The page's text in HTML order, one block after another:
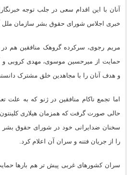
آنان با این اقدام سعی در جلب توجه
خبری اجلاس شورای حقوق بشر سازمان ملل
مریم رجوی، سرکرده گروهک منافقین هم در
حمایت از میرحسین موسوی، مهدی کروبی و
و هدف آنان را با مجاهدین خلق مشترک
اما تجمع ناکام منافقین در ژنو که به علت
حالی صورت گرفت که همزمان هیلاری کلینتون،
سخنان ضدایرانی خود در شورای حقوق بشر
را از جریان فتنه و سران آن اعلام کرد.
سران کشورهای غربی پیش تر هم بارها حمایت